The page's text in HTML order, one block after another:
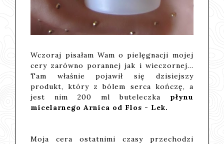
Wczoraj pisałam Wam o pielęgnacji mojej
cery zarówno porannej jak i wieczornej...
Tam właśnie pojawił się dzisiejszy
produkt, który z bólem serca kończę, a
jest nim 200 ml buteleczka płynu
micelarnego Arnica od Flos - Lek.
Moja cera ostatnimi czasy przechodzi